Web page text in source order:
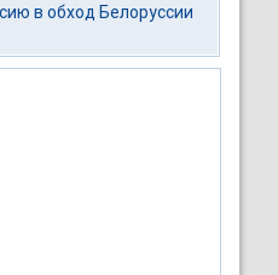
в обход Белоруссии